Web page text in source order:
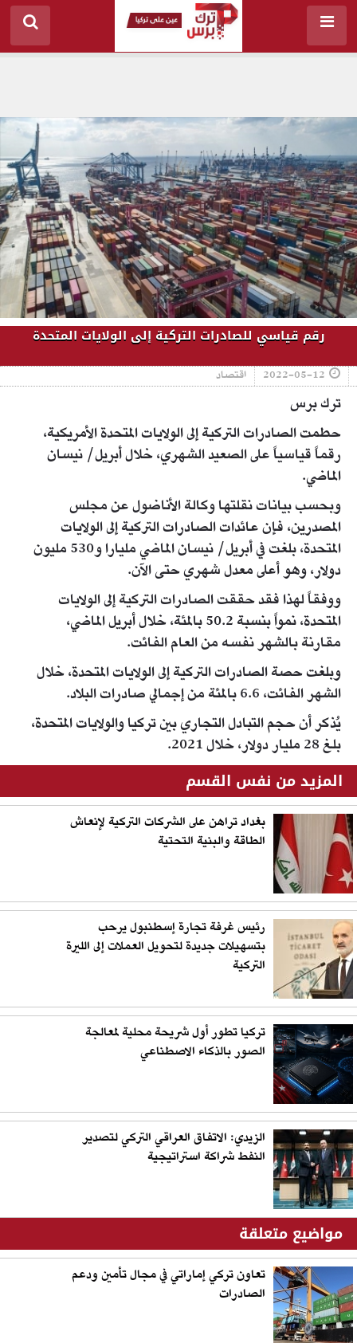
رقم قياسي للصادرات التركية إلى الولايات المتحدة
2022-05-12 اقتصاد
ترك برس
حطمت الصادرات التركية إلى الولايات المتحدة الأمريكية،
رقماً قياسياً على الصعيد الشهري، خلال أبريل/ نيسان
الماضي.
وبحسب بيانات نقلتها وكالة الأناضول عن مجلس
المصدرين، فإن عائدات الصادرات التركية إلى الولايات
المتحدة، بلغت في أبريل/ نيسان الماضي مليارا و530 مليون
دولار، وهو أعلى معدل شهري حتى الآن.
ووفقاً لهذا فقد حققت الصادرات التركية إلى الولايات
المتحدة، نمواً بنسبة 50.2 بالمئة، خلال أبريل الماضي،
مقارنة بالشهر نفسه من العام الفائت.
وبلغت حصة الصادرات التركية إلى الولايات المتحدة، خلال
الشهر الفائت، 6.6 بالمئة من إجمالي صادرات البلاد.
يُذكر أن حجم التبادل التجاري بين تركيا والولايات المتحدة،
بلغ 28 مليار دولار، خلال 2021.
المزيد من نفس القسم
بغداد تراهن على الشركات التركية لإنعاش
الطاقة والبنية التحتية
رئيس غرفة تجارة إسطنبول يرحب
بتسهيلات جديدة لتحويل العملات إلى الليرة
التركية
تركيا تطور أول شريحة محلية لمعالجة
الصور بالذكاء الاصطناعي
الزيدي: الاتفاق العراقي التركي لتصدير
النفط شراكة استراتيجية
مواضيع متعلقة
تعاون تركي إماراتي في مجال تأمين ودعم
الصادرات